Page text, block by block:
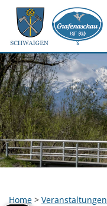
Home > Veranstaltungen